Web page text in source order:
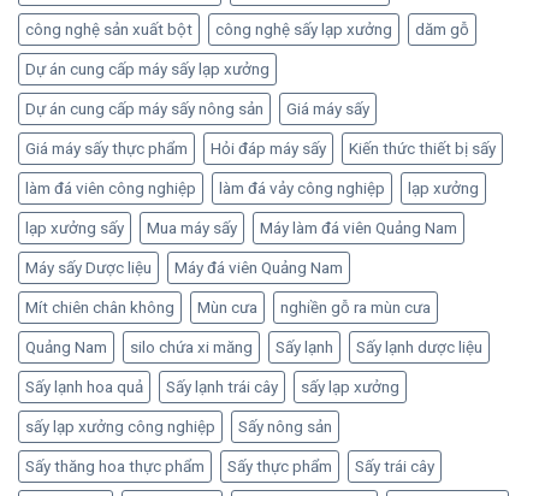
công nghệ sản xuất bột công nghệ sấy lạp xưởng dăm gỗ
Dự án cung cấp máy sấy lạp xưởng
Dự án cung cấp máy sấy nông sản Giá máy sấy
Giá máy sấy thực phẩm Hỏi đáp máy sấy Kiến thức thiết bị sấy
làm đá viên công nghiệp làm đá vảy công nghiệp lạp xưởng
lạp xưởng sấy Mua máy sấy Máy làm đá viên Quảng Nam
Máy sấy Dược liệu Máy đá viên Quảng Nam
Mít chiên chân không Mùn cưa nghiền gỗ ra mùn cưa
Quảng Nam silo chứa xi măng Sấy lạnh Sấy lạnh dược liệu
Sấy lạnh hoa quả Sấy lạnh trái cây sấy lạp xưởng
sấy lạp xưởng công nghiệp Sấy nông sản
Sấy thăng hoa thực phẩm Sấy thực phẩm Sấy trái cây